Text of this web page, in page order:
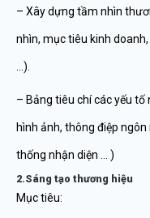
– Xây dựng tầm nhìn
nhìn, mục tiêu kinh
…).
– Bảng tiêu chí các yếu
hình ảnh, thông điệp
thống nhận diện … )
2.Sáng tạo thương hiệu
Mục tiêu: